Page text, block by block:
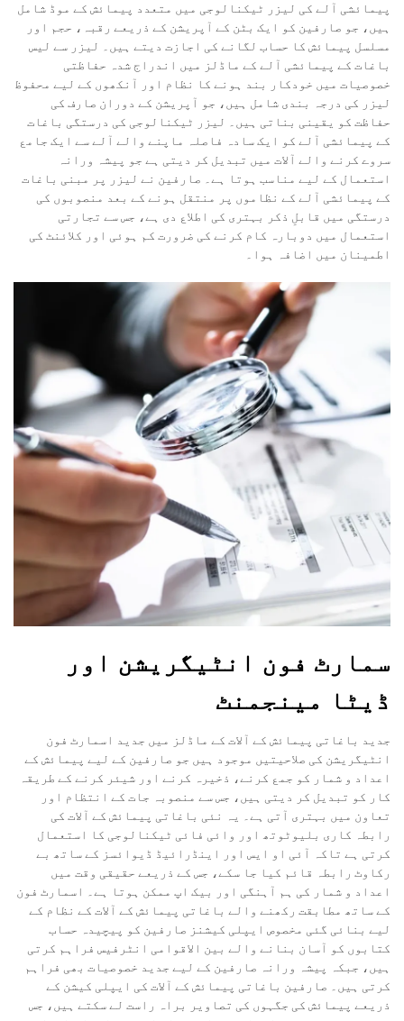
پیمائشی آلے کی لیزر ٹیکنالوجی میں متعدد پیمائش کے موڈ شامل
ہیں، جو صارفین کو ایک بٹن کے آپریشن کے ذریعے رقبہ، حجم اور
مسلسل پیمائش کا حساب لگانے کی اجازت دیتے ہیں۔ لیزر سے لیس
باغات کے پیمائشی آلے کے ماڈلز میں اندراج شدہ حفاظتی
خصوصیات میں خودکار بند ہونے کا نظام اور آنکھوں کے لیے محفوظ
لیزر کی درجہ بندی شامل ہیں، جو آپریشن کے دوران صارف کی
حفاظت کو یقینی بناتی ہیں۔ لیزر ٹیکنالوجی کی درستگی باغات
کے پیمائشی آلے کو ایک سادہ فاصلہ ماپنے والے آلے سے ایک جامع
سروے کرنے والے آلات میں تبدیل کر دیتی ہے جو پیشہ ورانہ
استعمال کے لیے مناسب ہوتا ہے۔ صارفین نے لیزر پر مبنی باغات
کے پیمائشی آلے کے نظاموں پر منتقل ہونے کے بعد منصوبوں کی
درستگی میں قابلِ ذکر بہتری کی اطلاع دی ہے، جس سے تجارتی
استعمال میں دوبارہ کام کرنے کی ضرورت کم ہوئی اور کلائنٹ کی
اطمینان میں اضافہ ہوا۔
سمارٹ فون انٹیگریشن اور
ڈیٹا مینجمنٹ
جدید باغاتی پیمائش کے آلات کے ماڈلز میں جدید اسمارٹ فون
انٹیگریشن کی صلاحیتیں موجود ہیں جو صارفین کے لیے پیمائش کے
اعداد و شمار کو جمع کرنے، ذخیرہ کرنے اور شیئر کرنے کے طریقہ
کار کو تبدیل کر دیتی ہیں، جس سے منصوبہ جات کے انتظام اور
تعاون میں بہتری آتی ہے۔ یہ نئی باغاتی پیمائش کے آلات کی
رابطہ کاری بلیوٹوتھ اور وائی فائی ٹیکنالوجی کا استعمال
کرتی ہے تاکہ آئی او ایس اور اینڈرائیڈ ڈیوائسز کے ساتھ بے
رکاوٹ رابطہ قائم کیا جا سکے، جس کے ذریعے حقیقی وقت میں
اعداد و شمار کی ہم آہنگی اور بیک اپ ممکن ہوتا ہے۔ اسمارٹ فون
کے ساتھ مطابقت رکھنے والے باغاتی پیمائش کے آلات کے نظام کے
لیے بنائی گئی مخصوص ایپلی کیشنز صارفین کو پیچیدہ حساب
کتابوں کو آسان بنانے والے بین الاقوامی انٹرفیس فراہم کرتی
ہیں، جبکہ پیشہ ورانہ صارفین کے لیے جدید خصوصیات بھی فراہم
کرتی ہیں۔ صارفین باغاتی پیمائش کے آلات کی ایپلی کیشن کے
ذریعے پیمائش کی جگہوں کی تصاویر براہ راست لے سکتے ہیں، جس